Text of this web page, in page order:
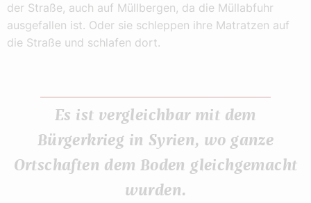
der Straße, auch auf Müllbergen, da die Müllabfuhr
ausgefallen ist. Oder sie schleppen ihre Matratzen auf
die Straße und schlafen dort.
Es ist vergleichbar mit dem
Bürgerkrieg in Syrien, wo ganze
Ortschaften dem Boden gleichgemacht
wurden.